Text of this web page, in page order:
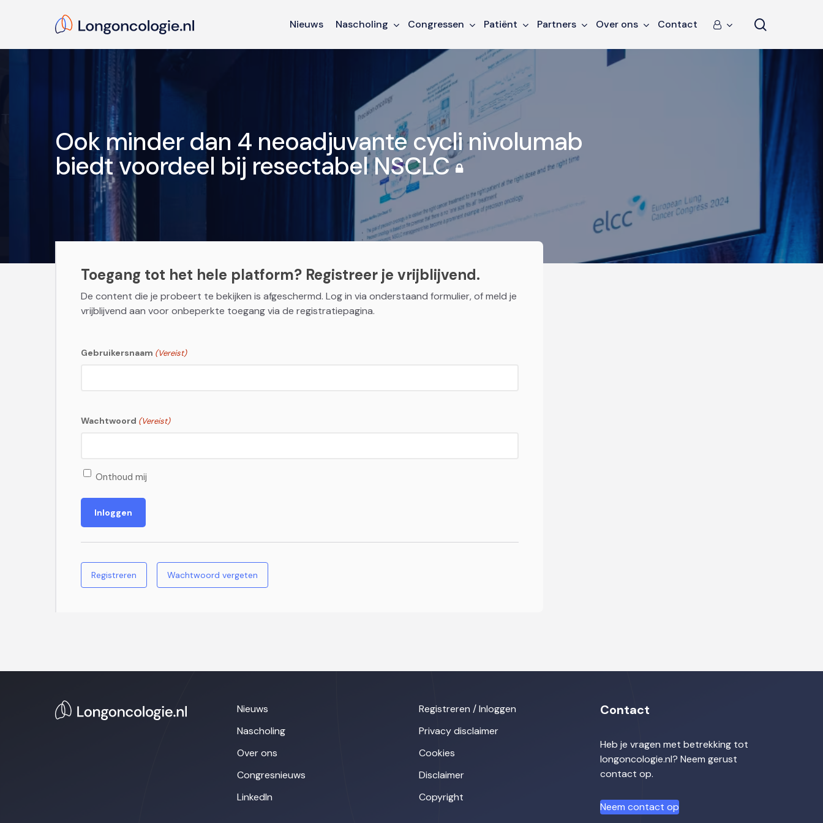
content
Hit enter to search or ESC to close
Nieuws Nascholing Congressen Patiënt Partners Over ons Contact
Ook minder dan 4 neoadjuvante cycli nivolumab
biedt voordeel bij resectabel NSCLC
Toegang tot het hele platform? Registreer je vrijblijvend.
De content die je probeert te bekijken is afgeschermd. Log in via onderstaand formulier, of meld je
vrijblijvend aan voor onbeperkte toegang via de registratiepagina.
Gebruikersnaam (Vereist)
Wachtwoord (Vereist)
Onthoud mij
Registreren Wachtwoord vergeten
Nieuws
Nascholing
Over ons
Congresnieuws
LinkedIn
Registreren / Inloggen
Privacy disclaimer
Cookies
Disclaimer
Copyright
Contact
Heb je vragen met betrekking tot
longoncologie.nl? Neem gerust
contact op.
Neem contact op